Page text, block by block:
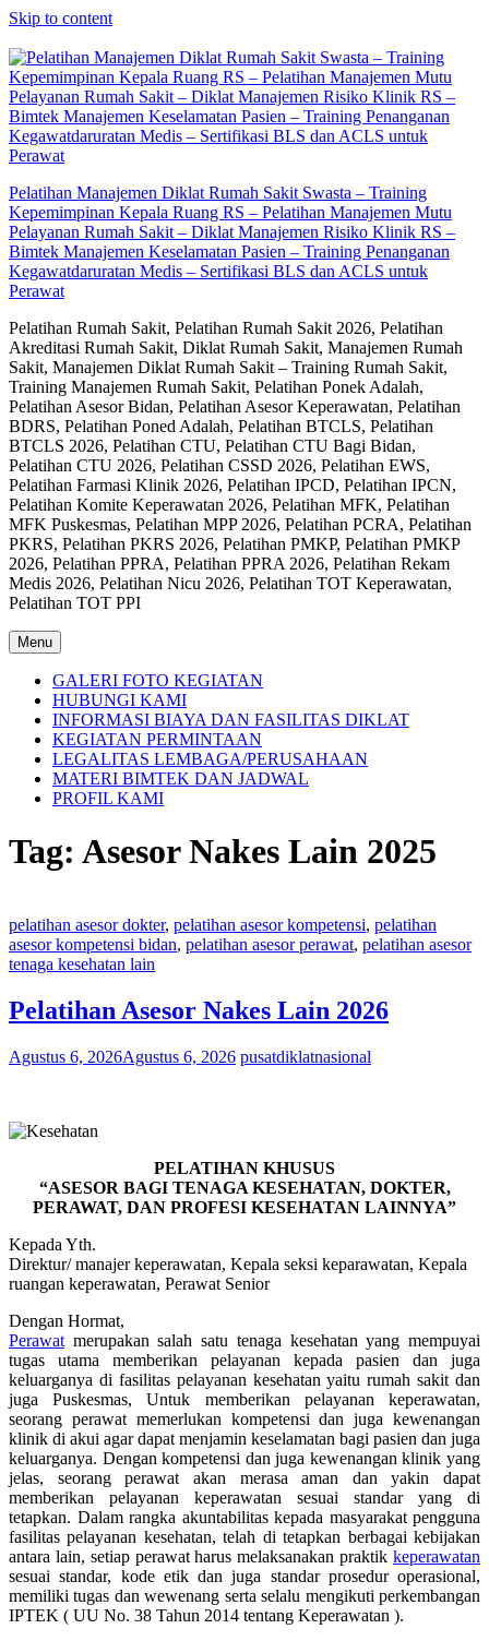
Skip to content
Pelatihan Manajemen Diklat Rumah Sakit Swasta – Training
Kepemimpinan Kepala Ruang RS – Pelatihan Manajemen Mutu
Pelayanan Rumah Sakit – Diklat Manajemen Risiko Klinik RS –
Bimtek Manajemen Keselamatan Pasien – Training Penanganan
Kegawatdaruratan Medis – Sertifikasi BLS dan ACLS untuk
Perawat
Pelatihan Rumah Sakit, Pelatihan Rumah Sakit 2026, Pelatihan
Akreditasi Rumah Sakit, Diklat Rumah Sakit, Manajemen Rumah
Sakit, Manajemen Diklat Rumah Sakit – Training Rumah Sakit,
Training Manajemen Rumah Sakit, Pelatihan Ponek Adalah,
Pelatihan Asesor Bidan, Pelatihan Asesor Keperawatan, Pelatihan
BDRS, Pelatihan Poned Adalah, Pelatihan BTCLS, Pelatihan
BTCLS 2026, Pelatihan CTU, Pelatihan CTU Bagi Bidan,
Pelatihan CTU 2026, Pelatihan CSSD 2026, Pelatihan EWS,
Pelatihan Farmasi Klinik 2026, Pelatihan IPCD, Pelatihan IPCN,
Pelatihan Komite Keperawatan 2026, Pelatihan MFK, Pelatihan
MFK Puskesmas, Pelatihan MPP 2026, Pelatihan PCRA, Pelatihan
PKRS, Pelatihan PKRS 2026, Pelatihan PMKP, Pelatihan PMKP
2026, Pelatihan PPRA, Pelatihan PPRA 2026, Pelatihan Rekam
Medis 2026, Pelatihan Nicu 2026, Pelatihan TOT Keperawatan,
Pelatihan TOT PPI
Menu
GALERI FOTO KEGIATAN
HUBUNGI KAMI
INFORMASI BIAYA DAN FASILITAS DIKLAT
KEGIATAN PERMINTAAN
LEGALITAS LEMBAGA/PERUSAHAAN
MATERI BIMTEK DAN JADWAL
PROFIL KAMI
Tag: Asesor Nakes Lain 2025
pelatihan asesor dokter, pelatihan asesor kompetensi, pelatihan
asesor kompetensi bidan, pelatihan asesor perawat, pelatihan asesor
tenaga kesehatan lain
Pelatihan Asesor Nakes Lain 2026
Agustus 6, 2026Agustus 6, 2026 pusatdiklatnasional
PELATIHAN KHUSUS
“ASESOR BAGI TENAGA KESEHATAN, DOKTER,
PERAWAT, DAN PROFESI KESEHATAN LAINNYA”
Kepada Yth.
Direktur/ manajer keperawatan, Kepala seksi keparawatan, Kepala
ruangan keperawatan, Perawat Senior
Dengan Hormat,
Perawat merupakan salah satu tenaga kesehatan yang mempuyai
tugas utama memberikan pelayanan kepada pasien dan juga
keluarganya di fasilitas pelayanan kesehatan yaitu rumah sakit dan
juga Puskesmas, Untuk memberikan pelayanan keperawatan,
seorang perawat memerlukan kompetensi dan juga kewenangan
klinik di akui agar dapat menjamin keselamatan bagi pasien dan juga
keluarganya. Dengan kompetensi dan juga kewenangan klinik yang
jelas, seorang perawat akan merasa aman dan yakin dapat
memberikan pelayanan keperawatan sesuai standar yang di
tetapkan. Dalam rangka akuntabilitas kepada masyarakat pengguna
fasilitas pelayanan kesehatan, telah di tetapkan berbagai kebijakan
antara lain, setiap perawat harus melaksanakan praktik keperawatan
sesuai standar, kode etik dan juga standar prosedur operasional,
memiliki tugas dan wewenang serta selalu mengikuti perkembangan
IPTEK ( UU No. 38 Tahun 2014 tentang Keperawatan ).